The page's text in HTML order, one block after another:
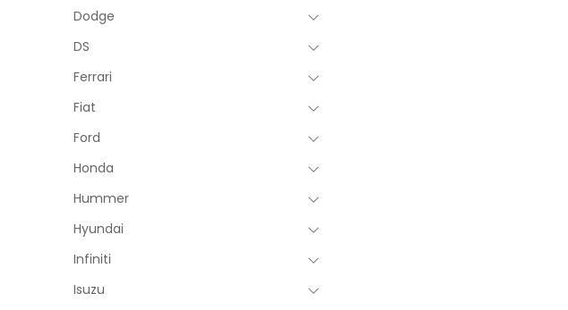
Dodge
DS
Ferrari
Fiat
Ford
Honda
Hummer
Hyundai
Infiniti
Isuzu